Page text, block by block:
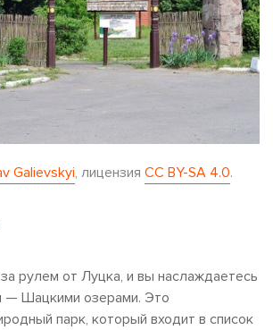
Galievskyi, лицензия CC BY-SA 4.0.
рулем от Луцка, и вы наслаждаетесь
— Шацкими озерами. Это
парк, который входит в список